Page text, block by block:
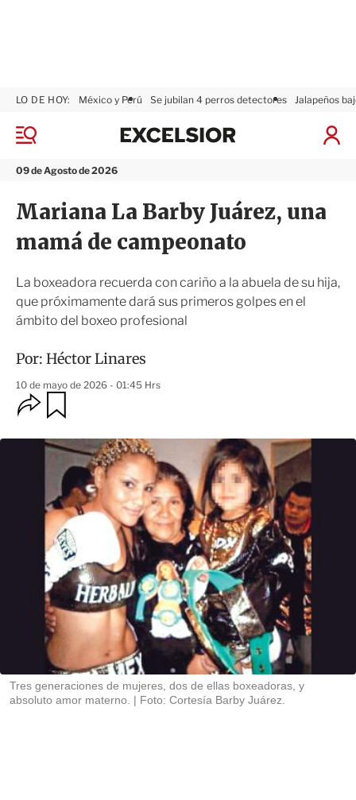
M
n
09 de Agosto de 2026
LO DE HOY: México y Perú Se jubilan 4 perros detectores Jalapeños
I
s
i
x
s
i
r
Mariana La Barby Juárez, una
mamá de campeonato
La boxeadora recuerda con cariño a la abuela de su hija,
que próximamente dará sus primeros golpes en el
ámbito del boxeo profesional
Por: Héctor Linares
10 de mayo de 2026 - 01:45 Hrs
O
p
i
s
d
e
c
o
m
p
a
r
t
r
d
a
Tres generaciones de mujeres, dos de ellas boxeadoras, y
absoluto amor materno.
Foto: Cortesía Barby Juárez.